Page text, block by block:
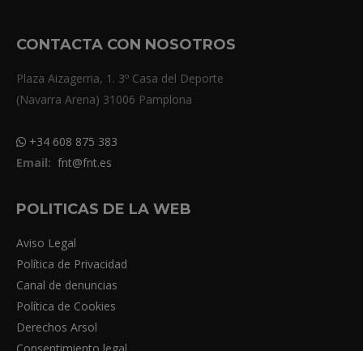
CONTACTA CON NOSOTROS
Plaza Aizagerria, 1. 3º Casa del Deporte
(Navarra Arena) 31006 Pamplona
+34 608 875 383
Email: fnt@fnt.es
POLITICAS DE LA WEB
Aviso Legal
Política de Privacidad
Canal de denuncias
Política de Cookies
Derechos Arsol
Consentimiento legal